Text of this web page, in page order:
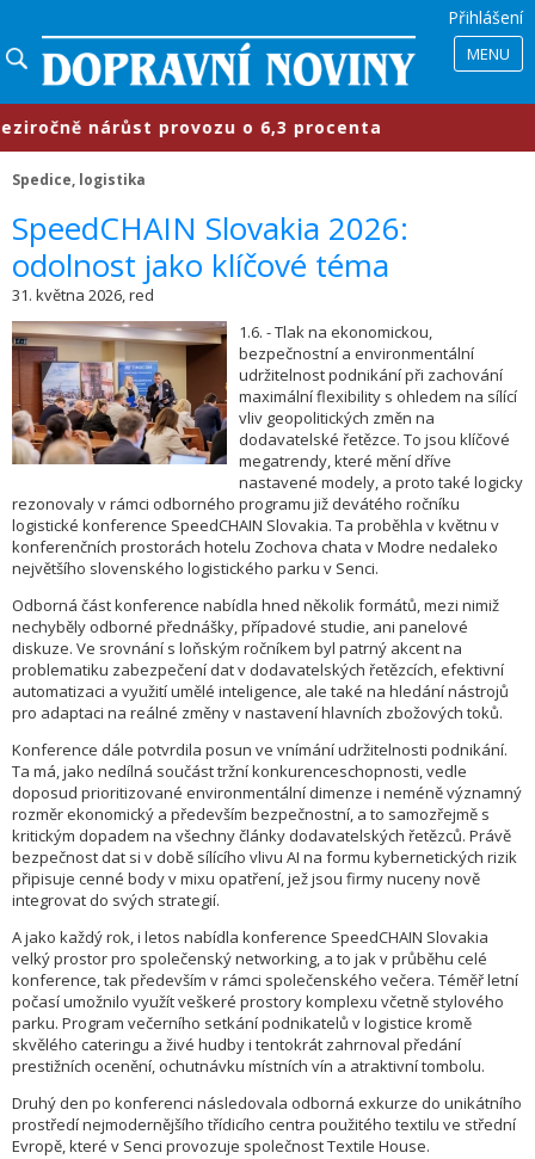
Přihlášení
MENU
nárůst provozu o 6,3 procenta
Spedice, logistika
​SpeedCHAIN Slovakia 2026:
odolnost jako klíčové téma
31. května 2026, red
1.6. - Tlak na ekonomickou,
bezpečnostní a environmentální
udržitelnost podnikání při zachování
maximální flexibility s ohledem na sílící
vliv geopolitických změn na
dodavatelské řetězce. To jsou klíčové
megatrendy, které mění dříve
nastavené modely, a proto také logicky
rezonovaly v rámci odborného programu již devátého ročníku
logistické konference SpeedCHAIN Slovakia. Ta proběhla v květnu v
konferenčních prostorách hotelu Zochova chata v Modre nedaleko
největšího slovenského logistického parku v Senci.
Odborná část konference nabídla hned několik formátů, mezi nimiž
nechyběly odborné přednášky, případové studie, ani panelové
diskuze. Ve srovnání s loňským ročníkem byl patrný akcent na
problematiku zabezpečení dat v dodavatelských řetězcích, efektivní
automatizaci a využití umělé inteligence, ale také na hledání nástrojů
pro adaptaci na reálné změny v nastavení hlavních zbožových toků.
Konference dále potvrdila posun ve vnímání udržitelnosti podnikání.
Ta má, jako nedílná součást tržní konkurenceschopnosti, vedle
doposud prioritizované environmentální dimenze i neméně významný
rozměr ekonomický a především bezpečnostní, a to samozřejmě s
kritickým dopadem na všechny články dodavatelských řetězců. Právě
bezpečnost dat si v době sílícího vlivu AI na formu kybernetických rizik
připisuje cenné body v mixu opatření, jež jsou firmy nuceny nově
integrovat do svých strategií.
A jako každý rok, i letos nabídla konference SpeedCHAIN Slovakia
velký prostor pro společenský networking, a to jak v průběhu celé
konference, tak především v rámci společenského večera. Téměř letní
počasí umožnilo využít veškeré prostory komplexu včetně stylového
parku. Program večerního setkání podnikatelů v logistice kromě
skvělého cateringu a živé hudby i tentokrát zahrnoval předání
prestižních ocenění, ochutnávku místních vín a atraktivní tombolu.
Druhý den po konferenci následovala odborná exkurze do unikátního
prostředí nejmodernějšího třídicího centra použitého textilu ve střední
Evropě, které v Senci provozuje společnost Textile House.